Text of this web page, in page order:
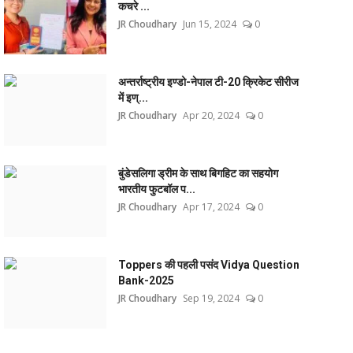
कचरे ...
JR Choudhary Jun 15, 2024 0
अन्तर्राष्ट्रीय इण्डो-नेपाल टी-20 क्रिकेट सीरीज
में इण्...
JR Choudhary Apr 20, 2024 0
बुंडेसलिगा ड्रीम के साथ बिगहिट का सहयोग
भारतीय फुटबॉल प...
JR Choudhary Apr 17, 2024 0
Toppers की पहली पसंद Vidya Question
Bank-2025
JR Choudhary Sep 19, 2024 0